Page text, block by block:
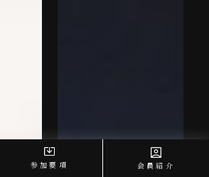
参加要項 会員紹介